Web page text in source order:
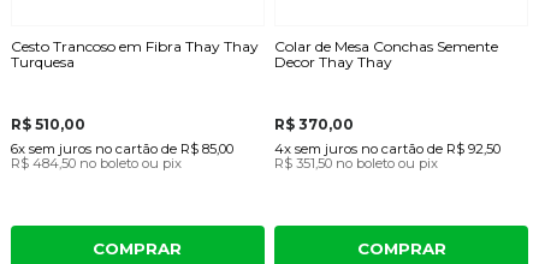
Cesto Trancoso em Fibra Thay Thay
Turquesa
R$ 510,00
6x sem juros no cartãode R$ 85,00
R$ 484,50 no boleto ou pix
COMPRAR
Colar de Mesa Conchas Semente
Decor Thay Thay
R$ 370,00
4x sem juros no cartão de R$ 92,50
R$ 351,50 no boleto ou pix
COMPRAR